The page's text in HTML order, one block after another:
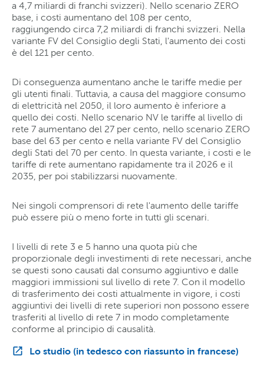
a 4,7 miliardi di franchi svizzeri). Nello scenario ZERO
base, i costi aumentano del 108 per cento,
raggiungendo circa 7,2 miliardi di franchi svizzeri. Nella
variante FV del Consiglio degli Stati, l'aumento dei costi
è del 121 per cento.
Di conseguenza aumentano anche le tariffe medie per
gli utenti finali. Tuttavia, a causa del maggiore consumo
di elettricità nel 2050, il loro aumento è inferiore a
quello dei costi. Nello scenario NV le tariffe al livello di
rete 7 aumentano del 27 per cento, nello scenario ZERO
base del 63 per cento e nella variante FV del Consiglio
degli Stati del 70 per cento. In questa variante, i costi e le
tariffe di rete aumentano rapidamente tra il 2026 e il
2035, per poi stabilizzarsi nuovamente.
Nei singoli comprensori di rete l'aumento delle tariffe
può essere più o meno forte in tutti gli scenari.
I livelli di rete 3 e 5 hanno una quota più che
proporzionale degli investimenti di rete necessari, anche
se questi sono causati dal consumo aggiuntivo e dalle
maggiori immissioni sul livello di rete 7. Con il modello
di trasferimento dei costi attualmente in vigore, i costi
aggiuntivi dei livelli di rete superiori non possono essere
trasferiti al livello di rete 7 in modo completamente
conforme al principio di causalità.
Lo studio (in tedesco con riassunto in francese)